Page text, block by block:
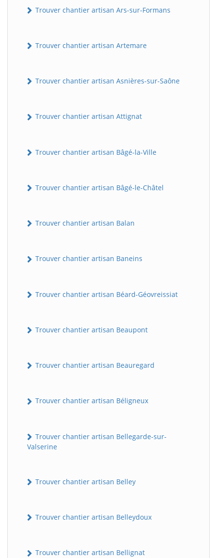
Trouver chantier artisan Ars-sur-Formans
Trouver chantier artisan Artemare
Trouver chantier artisan Asnières-sur-Saône
Trouver chantier artisan Attignat
Trouver chantier artisan Bâgé-la-Ville
Trouver chantier artisan Bâgé-le-Châtel
Trouver chantier artisan Balan
Trouver chantier artisan Baneins
Trouver chantier artisan Béard-Géovreissiat
Trouver chantier artisan Beaupont
Trouver chantier artisan Beauregard
Trouver chantier artisan Béligneux
Trouver chantier artisan Bellegarde-sur-
Valserine
Trouver chantier artisan Belley
Trouver chantier artisan Belleydoux
Trouver chantier artisan Bellignat